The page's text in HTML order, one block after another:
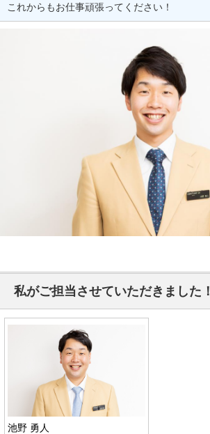
これからもお仕事頑張ってください！
私がご担当させていただきました！
池野 勇人